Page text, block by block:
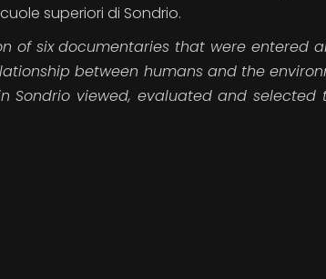
superiori di Sondrio.
of six documentaries that were entered
between humans and the
Sondrio viewed, evaluated and selected